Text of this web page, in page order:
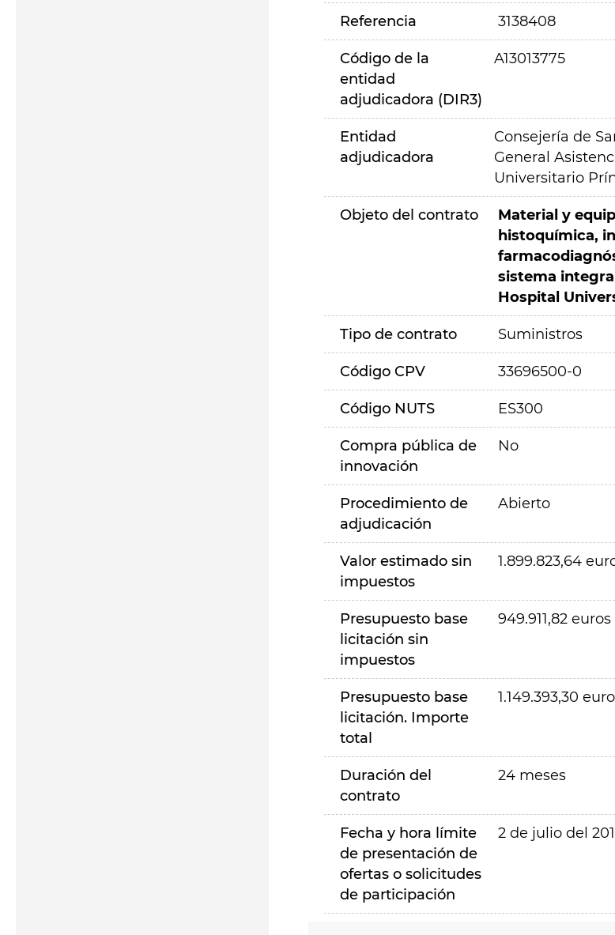
Referencia 3138408
Código de la
entidad
adjudicadora (DIR3)
A13013775
Entidad
adjudicadora
Consejería de
General
Universitario
Objeto del contrato
Material y
histoquímica,
sistema
Hospital
Tipo de contrato Suministros
Código CPV 33696500-0
Código NUTS ES300
Compra pública de
innovación
No
Procedimiento de
adjudicación
Abierto
Valor estimado sin
impuestos
1.899.823,64
Presupuesto base
licitación sin
impuestos
949.911,82 euros
Presupuesto base
licitación. Importe
total
1.149.393,30
Duración del
contrato
24 meses
Fecha y hora límite
de presentación de
ofertas o solicitudes
de participación
2 de julio del